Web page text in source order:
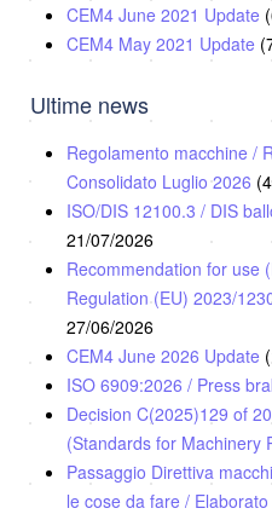
CEM4 June 2021 Update
CEM4 May 2021 Update
Ultime news
Regolamento macchine /
Consolidato Luglio 2026
ISO/DIS 12100.3 / DIS
21/07/2026
Recommendation for use
Regulation (EU) 2023/
27/06/2026
CEM4 June 2026 Update
ISO 6909:2026 / Press
Decision C(2025)129 of
(Standards for Machinery
Passaggio Direttiva
le cose da fare /